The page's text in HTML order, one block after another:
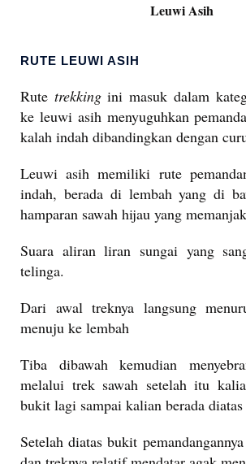
Leuwi Asih
RUTE LEUWI ASIH
Rute trekkingini masuk dalam
ke leuwi asih menyuguhkan
kalah indah dibandingkan dengan
Leuwi asih memiliki rute
indah, berada di lembah yang di
hamparan sawah hijau yang
Suara aliran liran sungai yang
telinga.
Dari awal treknya langsung
menuju ke lembah
Tiba dibawah kemudian
melalui trek sawah setelah itu
bukit lagi sampai kalian berada
Setelah diatas bukit